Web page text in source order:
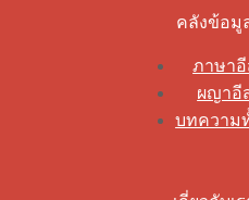
คลังข้อมู
ภาษา
ผญาอี
บทความ